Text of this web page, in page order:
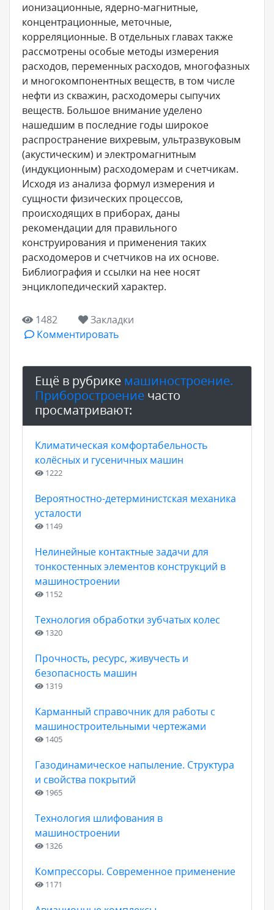
ионизационные, ядерно-магнитные,
концентрационные, меточные,
корреляционные. В отдельных главах также
рассмотрены особые методы измерения
расходов, переменных расходов, многофазных
и многокомпонентных веществ, в том числе
нефти из скважин, расходомеры сыпучих
веществ. Большое внимание уделено
нашедшим в последние годы широкое
распространение вихревым, ультразвуковым
(акустическим) и электромагнитным
(индукционным) расходомерам и счетчикам.
Исходя из анализа формул измерения и
сущности физических процессов,
происходящих в приборах, даны
рекомендации для правильного
конструирования и применения таких
расходомеров и счетчиков на их основе.
Библиография и ссылки на нее носят
энциклопедический характер.
1482
Закладки
Комментировать
Ещё в рубрике машиностроение.
Приборостроение часто
просматривают:
Климатическая комфортабельность
колёсных и гусеничных машин
1222
Вероятностно-детерминистская механика
усталости
1149
Нелинейные контактные задачи для
тонкостенных элементов конструкций в
машиностроении
1152
Технология обработки зубчатых колес
1320
Прочность, ресурс, живучесть и
безопасность машин
1319
Карманный справочник для работы с
машиностроительными чертежами
1405
Газодинамическое напыление. Структура
и свойства покрытий
1965
Технология шлифования в
машиностроении
1326
Компрессоры. Современное применение
1171